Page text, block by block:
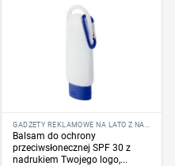
Balsam do ochrony
przeciwsłonecznej SPF 30 z
nadrukiem Twojego logo,...